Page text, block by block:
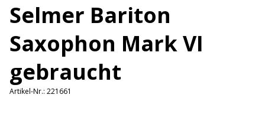
Selmer Bariton
Saxophon Mark VI
gebraucht
Artikel-Nr.: 221661